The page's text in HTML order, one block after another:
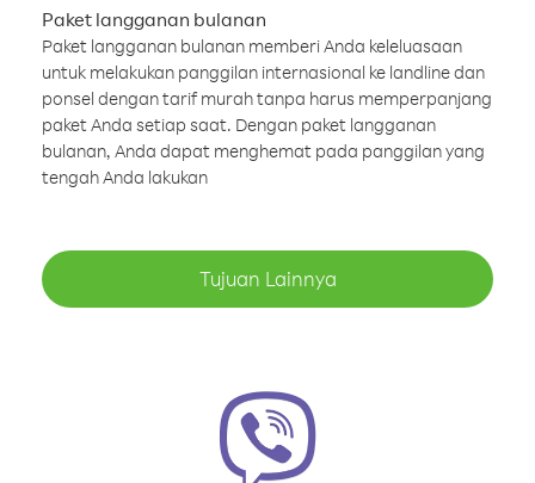
Paket langganan bulanan
Paket langganan bulanan memberi Anda keleluasaan
untuk melakukan panggilan internasional ke landline dan
ponsel dengan tarif murah tanpa harus memperpanjang
paket Anda setiap saat. Dengan paket langganan
bulanan, Anda dapat menghemat pada panggilan yang
tengah Anda lakukan
Tujuan Lainnya